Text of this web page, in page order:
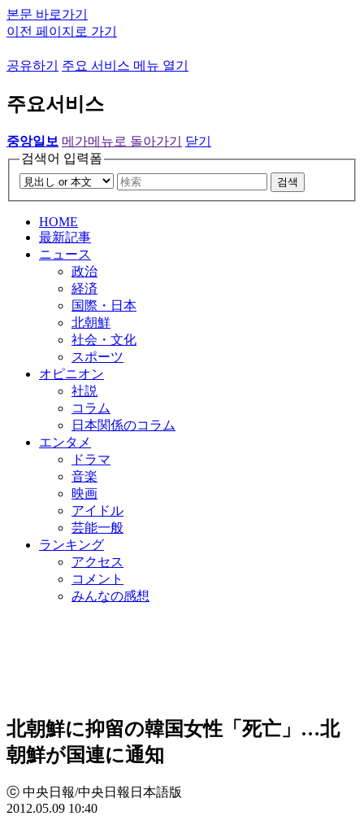
본문 바로가기
이전 페이지로 가기
공유하기 주요 서비스 메뉴 열기
주요서비스
중앙일보 메가메뉴로 돌아가기
닫기
검색어 입력폼
검색
HOME
最新記事
ニュース
政治
経済
国際・日本
北朝鮮
社会・文化
スポーツ
オピニオン
社説
コラム
日本関係のコラム
エンタメ
ドラマ
音楽
映画
アイドル
芸能一般
ランキング
アクセス
コメント
みんなの感想
北朝鮮に抑留の韓国女性「死亡」…北
朝鮮が国連に通知
ⓒ 中央日報/中央日報日本語版
2012.05.09 10:40